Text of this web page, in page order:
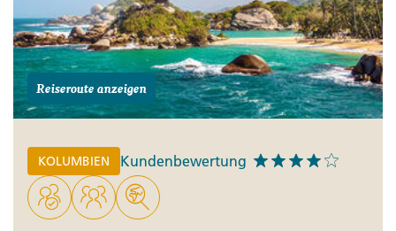
Reiseroute anzeigen
KOLUMBIEN Kundenbewertung